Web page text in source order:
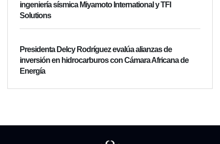
ingeniería sísmica Miyamoto International y TFI
Solutions
Presidenta Delcy Rodríguez evalúa alianzas de
inversión en hidrocarburos con Cámara Africana de
Energía